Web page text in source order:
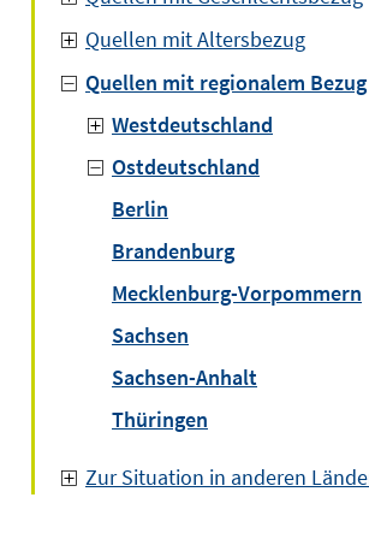
Quellen mit Altersbezug
Quellen mit regionalem Bezug
Westdeutschland
Ostdeutschland
Berlin
Brandenburg
Mecklenburg-Vorpommern
Sachsen
Sachsen-Anhalt
Thüringen
Zur Situation in anderen